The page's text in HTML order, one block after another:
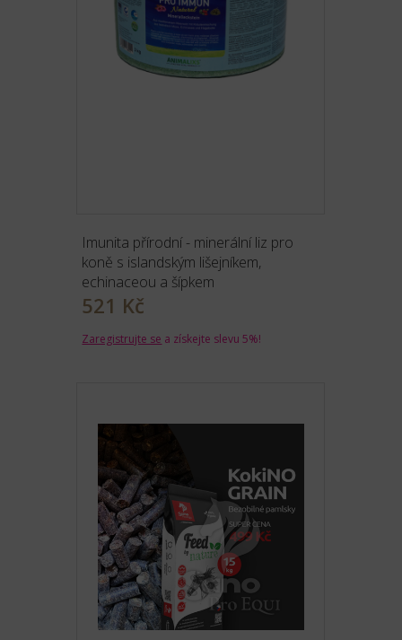
Imunita přírodní - minerální liz pro
koně s islandským lišejníkem,
echinaceou a šípkem
521 Kč
Zaregistrujte se a získejte slevu 5%!